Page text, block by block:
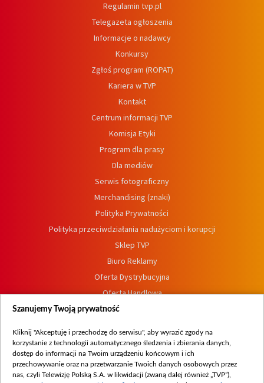
Regulamin tvp.pl
Telegazeta ogłoszenia
Informacje o nadawcy
Konkursy
Zgłoś program (ROPAT)
Kariera w TVP
Kontakt
Centrum informacji TVP
Komisja Etyki
Program dla prasy
Dla mediów
Serwis fotograficzny
Merchandising (znaki)
Polityka Prywatności
Polityka przeciwdziałania nadużyciom i korupcji
Sklep TVP
Biuro Reklamy
Oferta Dystrybucyjna
Oferta Handlowa
Dostępność
Procedura zgłoszeń wewnętrznych
Szanujemy Twoją prywatność
Kliknij "Akceptuję i przechodzę do serwisu", aby wyrazić zgody na
korzystanie z technologii automatycznego śledzenia i zbierania danych,
dostęp do informacji na Twoim urządzeniu końcowym i ich
przechowywanie oraz na przetwarzanie Twoich danych osobowych przez
nas, czyli Telewizję Polską S.A. w likwidacji (zwaną dalej również „TVP”),